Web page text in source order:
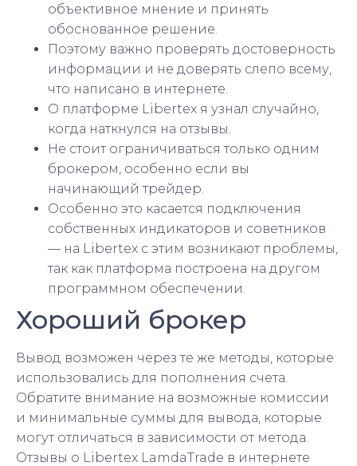
объективное мнение и принять
обоснованное решение.
Поэтому важно проверять достоверность
информации и не доверять слепо всему,
что написано в интернете.
О платформе Libertex я узнал случайно,
когда наткнулся на отзывы.
Не стоит ограничиваться только одним
брокером, особенно если вы
начинающий трейдер.
Особенно это касается подключения
собственных индикаторов и советников
— на Libertex с этим возникают проблемы,
так как платформа построена на другом
программном обеспечении.
Хороший брокер
Вывод возможен через те же методы, которые
использовались для пополнения счета.
Обратите внимание на возможные комиссии
и минимальные суммы для вывода, которые
могут отличаться в зависимости от метода.
Отзывы о Libertex LamdaTrade в интернете